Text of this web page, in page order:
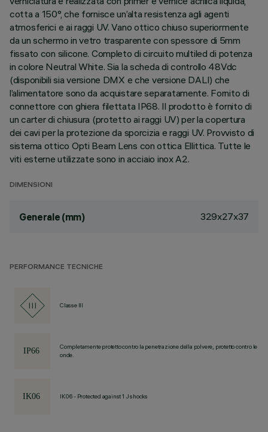
cotta a 150°, che fornisce un’alta resistenza agli agenti
atmosferici e ai raggi UV. Vano ottico chiuso superiormente
da un schermo in vetro trasparente con spessore di 5mm
fissato con silicone. Completo di circuito multiled di potenza
in colore Neutral White. Sia la scheda di controllo 48Vdc
(disponibili sia versione DMX e che versione DALI) che
l’alimentatore sono da acquistare separatamente. Fornito di
connettore con ghiera filettata IP68. Il prodotto è fornito di
un carter di chiusura (protetto ai raggi UV) per la copertura
dei cavi per la protezione da sporcizia e raggi UV. Provvisto di
sistema ottico Opti Beam Lens con ottica Ellittica. Tutte le
viti esterne utilizzate sono in acciaio inox A2.
DIMENSIONI
Generale (mm) 329x27x37
PERFORMANCE TECNICHE
Classe III
Completamente protetto contro la penetrazione della polvere, protetto contro le
onde.
IK06 - Protected against 1 J shocks